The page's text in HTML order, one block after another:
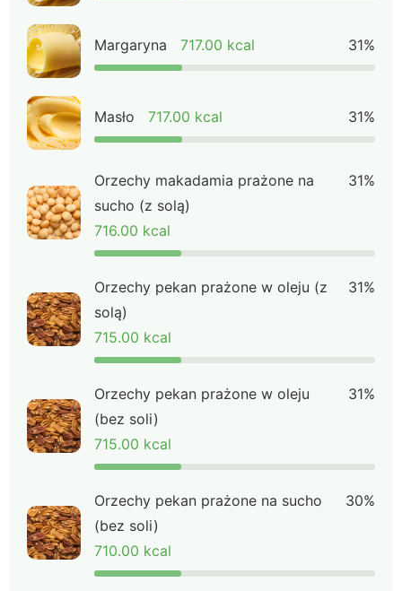
Margaryna 717.00 kcal 31%
Masło 717.00 kcal 31%
Orzechy makadamia prażone na
sucho (z solą)
716.00 kcal
31%
Orzechy pekan prażone w oleju (z
solą)
715.00 kcal
31%
Orzechy pekan prażone w oleju
(bez soli)
715.00 kcal
31%
Orzechy pekan prażone na sucho
(bez soli)
710.00 kcal
30%